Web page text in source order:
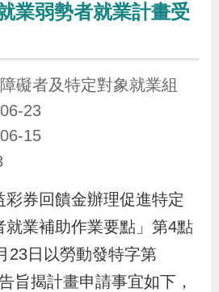
業弱勢者就業計畫受
礙者及特定對象就業組
23
15
券回饋金辦理促進特定
就業補助作業要點」第4點
23日以勞動發特字第
旨揭計畫申請事宜如下，